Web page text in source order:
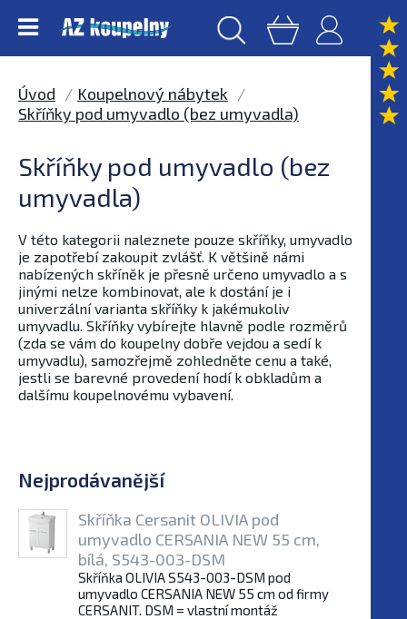
Úvod
Koupelnový nábytek
Skříňky pod umyvadlo (bez umyvadla)
Skříňky pod umyvadlo (bez
umyvadla)
V této kategorii naleznete pouze skříňky, umyvadlo
je zapotřebí zakoupit zvlášť. K většině námi
nabízených skříněk je přesně určeno umyvadlo a s
jinými nelze kombinovat, ale k dostání je i
univerzální varianta skříňky k jakémukoliv
umyvadlu. Skříňky vybírejte hlavně podle rozměrů
(zda se vám do koupelny dobře vejdou a sedí k
umyvadlu), samozřejmě zohledněte cenu a také,
jestli se barevné provedení hodí k obkladům a
dalšímu koupelnovému vybavení.
Nejprodávanější
Skříňka Cersanit OLIVIA pod
umyvadlo CERSANIA NEW 55 cm,
bílá, S543-003-DSM
Skříňka OLIVIA S543-003-DSM pod
umyvadlo CERSANIA NEW 55 cm od firmy
CERSANIT. DSM = vlastní montáž